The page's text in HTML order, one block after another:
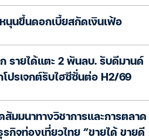
นุนขึ้นดอกเบี้ยสกัดเงินเฟ้อ
รายได้แตะ 2 พันลบ. รับดีมานด์
ปรเจกต์รับไฮซีซั่นต่อ H2/69
มมนาทางวิชาการและการตลาด
กิจท่องเที่ยวไทย “ขายได้ ขายดี